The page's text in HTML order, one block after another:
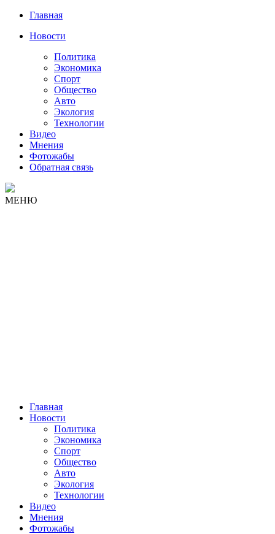
Главная
Новости
Политика
Экономика
Спорт
Общество
Авто
Экология
Технологии
Видео
Мнения
Фотожабы
Обратная связь
МЕНЮ
Главная
Новости
Политика
Экономика
Спорт
Общество
Авто
Экология
Технологии
Видео
Мнения
Фотожабы